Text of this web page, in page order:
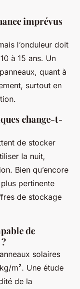
imprévus
l’onduleur doit
à 15 ans. Un
quant à
surtout en
change-t-
de stocker
la nuit,
Bien qu’encore
pertinente
de stockage
de
solaires
m². Une étude
de la